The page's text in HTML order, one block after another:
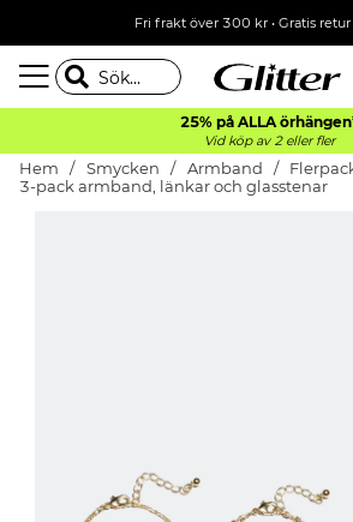
Fri frakt över 300 kr• Gratis
25% på ALLA
Vid köp av 2 eller fler
Hem Smycken Armband
3-pack armband, länkar och glasstenar